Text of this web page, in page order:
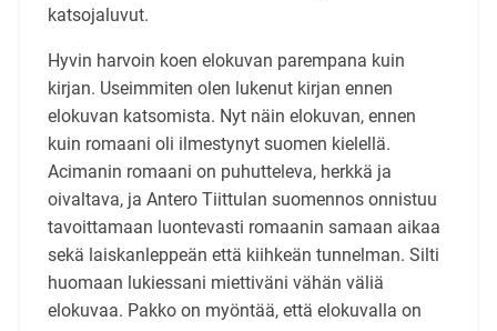
katsojaluvut.
Hyvin harvoin koen elokuvan parempana kuin
kirjan. Useimmiten olen lukenut kirjan ennen
elokuvan katsomista. Nyt näin elokuvan, ennen
kuin romaani oli ilmestynyt suomen kielellä.
Acimanin romaani on puhutteleva, herkkä ja
oivaltava, ja Antero Tiittulan suomennos onnistuu
tavoittamaan luontevasti romaanin samaan aikaa
sekä laiskanleppeän että kiihkeän tunnelman. Silti
huomaan lukiessani miettiväni vähän väliä
elokuvaa. Pakko on myöntää, että elokuvalla on